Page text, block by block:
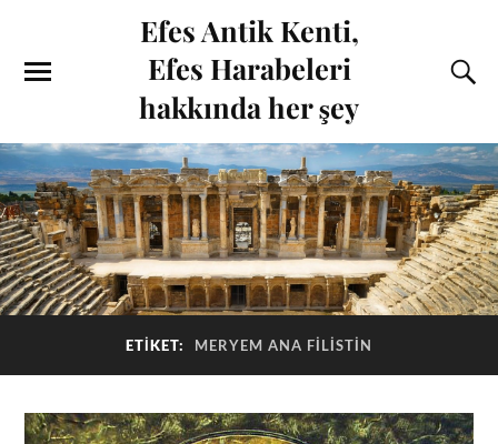
Efes Antik Kenti,
Efes Harabeleri
hakkında her şey
ETIKET: MERYEM ANA FILISTIN